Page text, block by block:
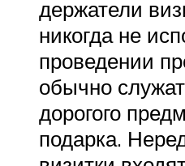
держатели
никогда не
проведении
обычно
дорогого
подарка.